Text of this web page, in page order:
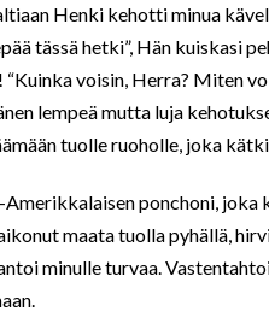
Henki kehotti minua
tässä hetki”, Hän kuiskasi
voisin, Herra? Miten
lempeä mutta luja
tuolle ruoholle, joka
ponchoni, joka
maata tuolla pyhällä,
minulle turvaa.